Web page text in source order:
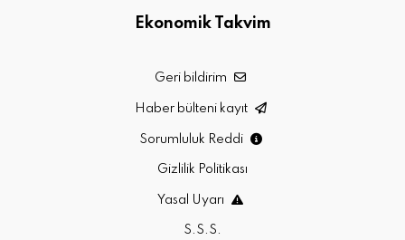
Ekonomik Takvim
Geri bildirim
Haber bülteni kayıt
Sorumluluk Reddi
Gizlilik Politikası
Yasal Uyarı
S.S.S.